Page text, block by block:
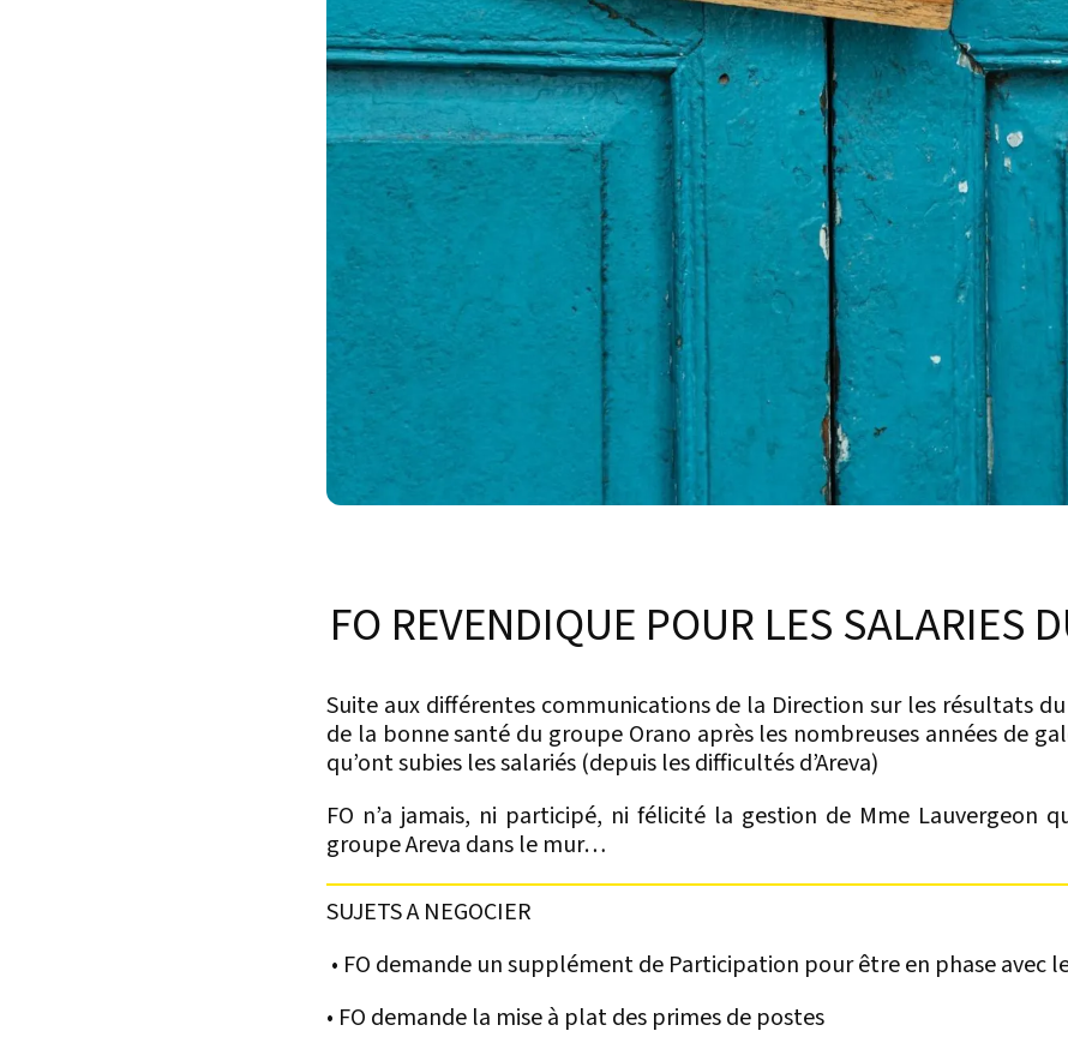
FO REVENDIQUE POUR LES SALARIES
Suite aux différentes communications de la Direction sur les résultats
de la bonne santé du groupe Orano après les nombreuses années de
qu’ont subies les salariés (depuis les difficultés d’Areva)
FO n’a jamais, ni participé, ni félicité la gestion de Mme Lauvergeon
groupe Areva dans le mur…
SUJETS A NEGOCIER
• FO demande un supplément de Participation pour être en phase avec
• FO demande la mise à plat des primes de postes